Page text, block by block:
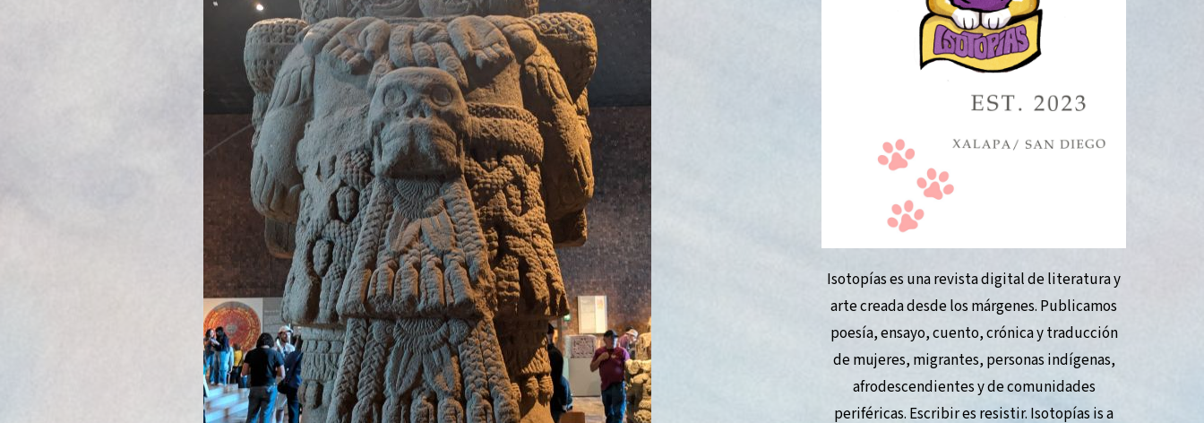
Isotopías es una revista digital de literatura y
arte creada desde los márgenes. Publicamos
poesía, ensayo, cuento, crónica y traducción
de mujeres, migrantes, personas indígenas,
afrodescendientes y de comunidades
periféricas. Escribir es resistir. Isotopías is a